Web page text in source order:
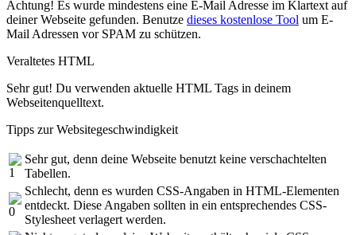
Achtung! Es wurde mindestens eine E-Mail Adresse im Klartext auf
deiner Webseite gefunden. Benutze dieses kostenlose Tool um E-
Mail Adressen vor SPAM zu schützen.
Veraltetes HTML
Sehr gut! Du verwenden aktuelle HTML Tags in deinem
Webseitenquelltext.
Tipps zur Websitegeschwindigkeit
Sehr gut, denn deine Webseite benutzt keine verschachtelten
Tabellen.
Schlecht, denn es wurden CSS-Angaben in HTML-Elementen
entdeckt. Diese Angaben sollten in ein entsprechendes CSS-
Stylesheet verlagert werden.